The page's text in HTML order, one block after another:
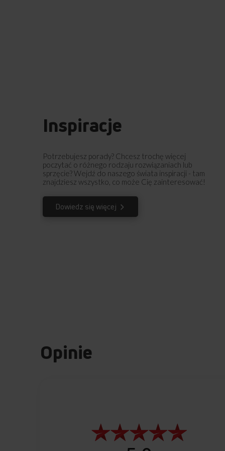
Inspiracje
Potrzebujesz porady? Chcesz trochę więcej
poczytać o różnego rodzaju rozwiązaniach lub
sprzęcie? Wejdź do naszego świata inspiracji - tam
znajdziesz wszystko, co może Cię zainteresować!
Dowiedz się więcej
Opinie